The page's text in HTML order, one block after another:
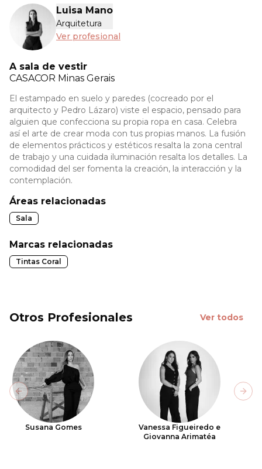
Luisa Mano
Arquitetura
Ver profesional
A sala de vestir
CASACOR Minas Gerais
El estampado en suelo y paredes (cocreado por el
arquitecto y Pedro Lázaro) viste el espacio, pensado para
alguien que confecciona su propia ropa en casa. Celebra
así el arte de crear moda con tus propias manos. La fusión
de elementos prácticos y estéticos resalta la zona central
de trabajo y una cuidada iluminación resalta los detalles. La
comodidad del ser fomenta la creación, la interacción y la
contemplación.
Áreas relacionadas
Sala
Marcas relacionadas
Tintas Coral
Otros Profesionales Ver todos
Susana Gomes
Vanessa Figueiredo e
Giovanna Arimatéa
Previous slide